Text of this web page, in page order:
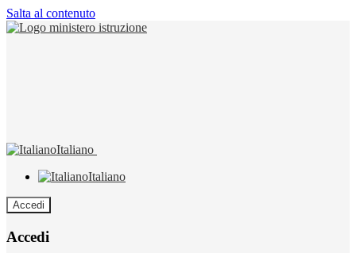
Salta al contenuto
Italiano
Italiano
Accedi
Accedi